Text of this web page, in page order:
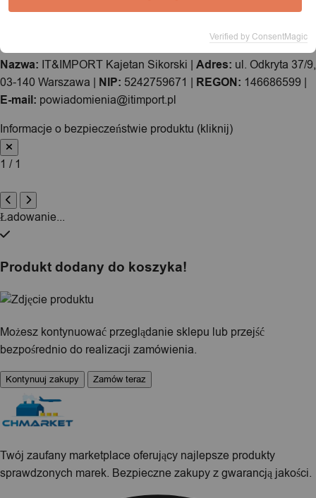
Informacje o podmiocie gospodarczym (zgodnie
Nazwa: IT&IMPORT Kajetan Sikorski | Adres: ul. Odkryta 37/9,
03-140 Warszawa | NIP: 5242759671 | REGON: 146686599 |
E-mail: powiadomienia@itimport.pl
Informacje o bezpieczeństwie produktu (kliknij)
1 / 1
Ładowanie...
Produkt dodany do koszyka!
Możesz kontynuować przeglądanie sklepu lub przejść
bezpośrednio do realizacji zamówienia.
Kontynuuj zakupy Zamów teraz
Twój zaufany marketplace oferujący najlepsze produkty
sprawdzonych marek. Bezpieczne zakupy z gwarancją jakości.
Verified by ConsentMagic